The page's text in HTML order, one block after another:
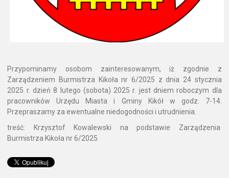
Przypominamy osobom zainteresowanym, iż zgodnie z
Zarządzeniem Burmistrza Kikoła nr 6/2025 z dnia 24 stycznia
2025 r. dzień 8 lutego (sobota) 2025 r. jest dniem roboczym dla
pracowników Urzędu Miasta i Gminy Kikół w godz. 7-14.
Przepraszamy za ewentualne niedogodności i utrudnienia.
treść: Krzysztof Kowalewski na podstawie Zarządzenia
Burmistrza Kikoła nr 6/2025